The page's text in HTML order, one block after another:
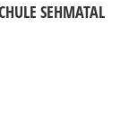
SEHMATAL